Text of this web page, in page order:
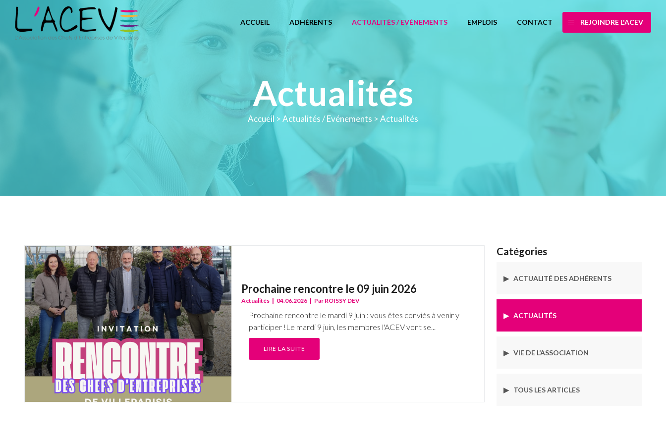
Actualités
Accueil >Actualités / Evénements >Actualités
ACCUEIL ADHÉRENTS ACTUALITÉS / EVÉNEMENTS EMPLOIS CONTACT REJOINDRE L'ACEV
Prochaine rencontre le 09 juin 2026
Actualités | 04.06.2026 | Par ROISSY DEV
Prochaine rencontre le mardi 9 juin : vous êtes conviés à venir y
participer !Le mardi 9 juin, les membres l'ACEV vont se...
LIRE LA SUITE
Catégories
▶ ACTUALITÉ DES ADHÉRENTS
▶ ACTUALITÉS
▶ VIE DE L’ASSOCIATION
▶ TOUS LES ARTICLES